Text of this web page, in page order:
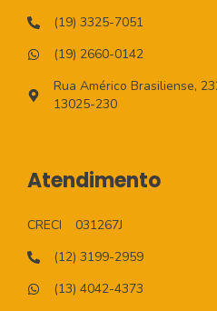
(19) 3325-7051
(19) 2660-0142
Rua Américo Brasiliense,
13025-230
Atendimento
CRECI
031267J
(12) 3199-2959
(13) 4042-4373